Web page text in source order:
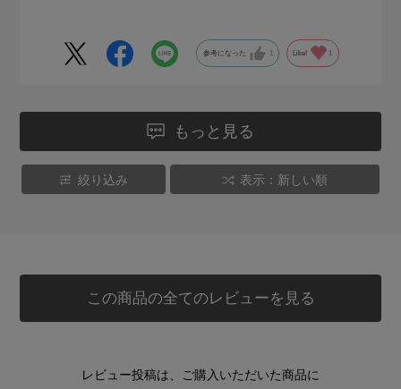
参考になった Like!
もっと見る
絞り込み 表示：新しい順
この商品の全てのレビューを見る
レビュー投稿は、ご購入いただいた商品に